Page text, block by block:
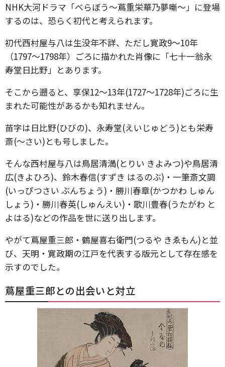
NHK大河ドラマ「べらぼう～蔦重栄華乃夢噺～」に登場
するのは、恐らく初代と考えられます。
初代西村屋与八は生没年不詳、ただし寛政9～10年
（1797～1798年）ごろに描かれた肖像に「七十一翁永
寿堂日比野」とあります。
そこから遡ると、享保12～13年(1727～1728年)ごろに生
まれた可能性があるかも知れません。
苗字は日比野(ひびの)、永寿堂(えいじゅどう)とも栄寿
斎(～さい)とも号しました。
そんな西村屋与八は鳥居清満(とりい きよみつ)や鳥居清
広(きよひろ)、鈴木春信(すずき はるのぶ)・一筆斎文調
(いっぴつさい ぶんちょう)・勝川春章(かつかわ しゅん
しょう)・勝川春英(しゅんえい)・歌川豊春(うたがわ と
よはる)などの作品を世に送り出します。
やがて蔦屋重三郎・鶴屋喜右衛門(つるや きゑもん)と並
び、天明・寛政期の江戸を代表する版元として存在感を
示すのでした。
蔦屋重三郎との出会いと対立